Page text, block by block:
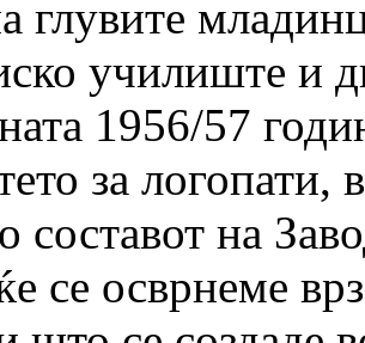
глувите
училиште и
1956/57
за логопати,
составот на
се осврнеме